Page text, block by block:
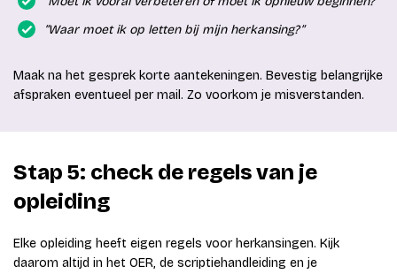
“Waar moet ik op letten bij mijn herkansing?”
Maak na het gesprek korte aantekeningen. Bevestig belangrijke
afspraken eventueel per mail. Zo voorkom je misverstanden.
Stap 5: check de regels van je
opleiding
Elke opleiding heeft eigen regels voor herkansingen. Kijk
daarom altijd in het OER, de scriptiehandleiding en je